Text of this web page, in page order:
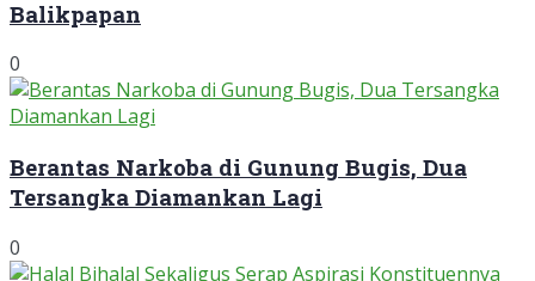
Balikpapan
0
Berantas Narkoba di Gunung Bugis, Dua
Tersangka Diamankan Lagi
0